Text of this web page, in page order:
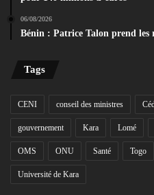
06/08/2026
Bénin : Patrice Talon prend les
Tags
CENI conseil des ministres
gouvernement Kara Lomé
OMS ONU Santé Togo
Université de Kara